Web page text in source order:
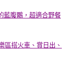
藍腹鷴，超適合野餐
區搭火車、賞日出、